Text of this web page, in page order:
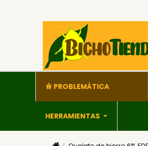
PROBLEMÁTICA
HERRAMIENTAS